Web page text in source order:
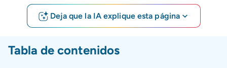
Deja que la IA explique esta página
Tabla de contenidos